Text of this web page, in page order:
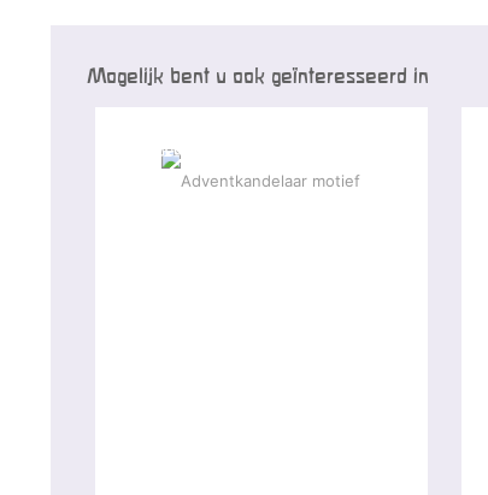
Mogelijk bent u ook geïnteresseerd in
Speciale aanbieding